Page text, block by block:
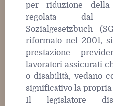
per riduzione della
regolata dal
Sozialgesetzbuch
riformato nel 2001,
prestazione
lavoratori assicurati
o disabilità, vedano
significativo la propria
Il legislatore